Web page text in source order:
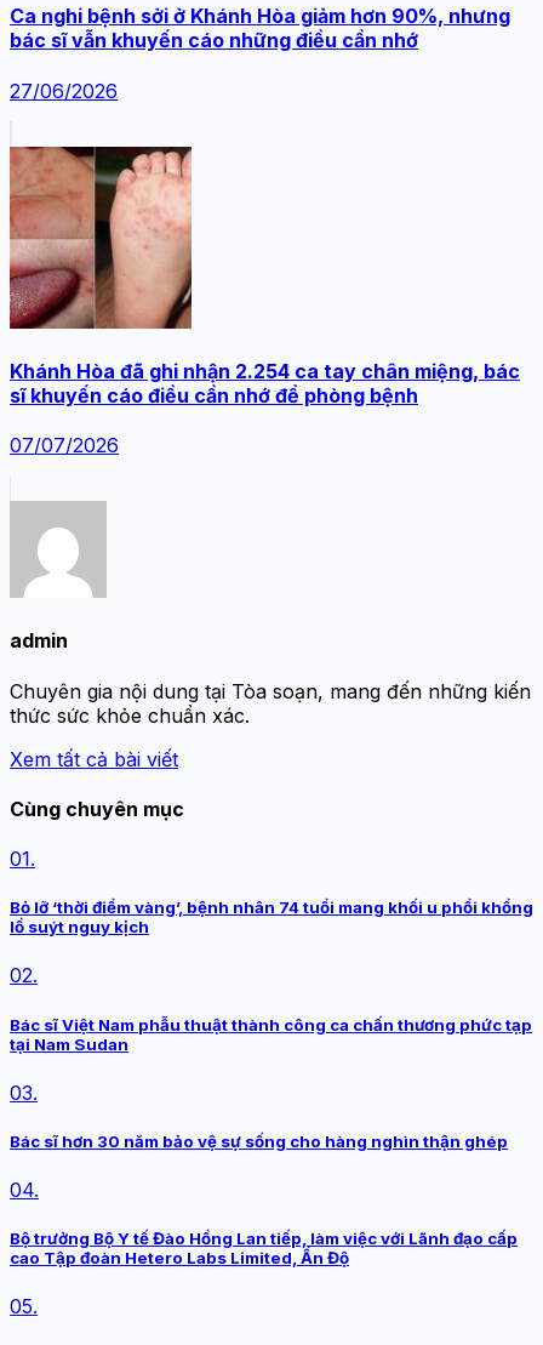
Ca nghi bệnh sởi ở Khánh Hòa giảm hơn 90%, nhưng
bác sĩ vẫn khuyến cáo những điều cần nhớ
27/06/2026
Khánh Hòa đã ghi nhận 2.254 ca tay chân miệng, bác
sĩ khuyến cáo điều cần nhớ để phòng bệnh
07/07/2026
admin
Chuyên gia nội dung tại Tòa soạn, mang đến những kiến
thức sức khỏe chuẩn xác.
Xem tất cả bài viết
Cùng chuyên mục
01.
Bỏ lỡ ‘thời điểm vàng’, bệnh nhân 74 tuổi mang khối u phổi khổng
lồ suýt nguy kịch
02.
Bác sĩ Việt Nam phẫu thuật thành công ca chấn thương phức tạp
tại Nam Sudan
03.
Bác sĩ hơn 30 năm bảo vệ sự sống cho hàng nghìn thận ghép
04.
Bộ trưởng Bộ Y tế Đào Hồng Lan tiếp, làm việc với Lãnh đạo cấp
cao Tập đoàn Hetero Labs Limited, Ấn Độ
05.